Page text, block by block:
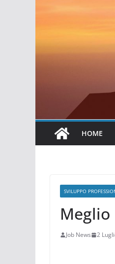
HOME
SVILUPPO
Job News 2